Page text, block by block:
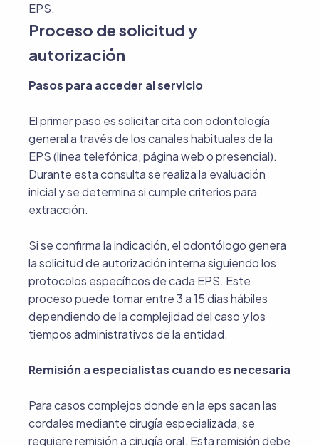
EPS.
Proceso de solicitud y
autorización
Pasos para acceder al servicio
El primer paso es solicitar cita con odontología
general a través de los canales habituales de la
EPS (línea telefónica, página web o presencial).
Durante esta consulta se realiza la evaluación
inicial y se determina si cumple criterios para
extracción.
Si se confirma la indicación, el odontólogo genera
la solicitud de autorización interna siguiendo los
protocolos específicos de cada EPS. Este
proceso puede tomar entre 3 a 15 días hábiles
dependiendo de la complejidad del caso y los
tiempos administrativos de la entidad.
Remisión a especialistas cuando es necesaria
Para casos complejos donde en la eps sacan las
cordales mediante cirugía especializada, se
requiere remisión a cirugía oral. Esta remisión debe